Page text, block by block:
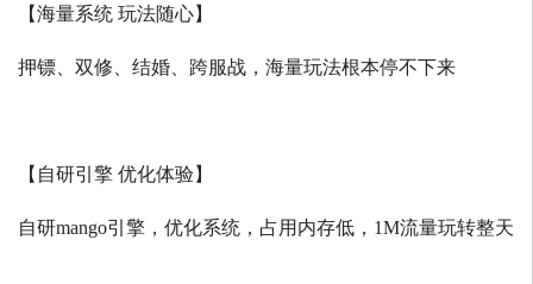
【海量系统 玩法随心】
押镖、双修、结婚、跨服战，海量玩法根本停不下来
【自研引擎 优化体验】
自研mango引擎，优化系统，占用内存低， 1M流量玩转整天